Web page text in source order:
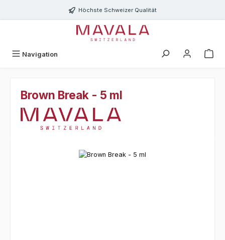
Zum Hauptinhalt springenHöchste Schweizer Qualität
Navigation
Brown Break - 5 ml
Bildergalerie überspringen